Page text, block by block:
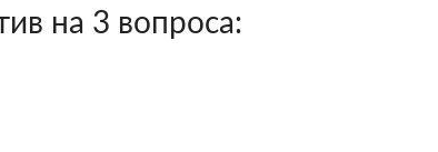
на 3 вопроса: